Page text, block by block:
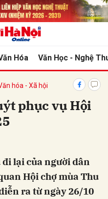
Hóa Văn Học - Nghệ
hóa - Xã hội
phục vụ Hội
lại của người dân
Hội chợ mùa Thu
ra từ ngày 26/10
Hủy